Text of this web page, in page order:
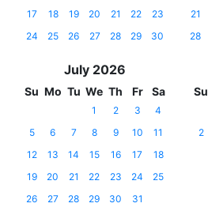
17
18 19 20 21 22
23
24
25 26 27 28 29 30
21
28
July 2026
Su Mo Tu We Th Fr Sa
1 2 3
4
5
6 7 8 9 10
11
12
13 14 15 16 17
18
19
20 21 22 23 24
25
26
27 28 29 30 31
Su
2